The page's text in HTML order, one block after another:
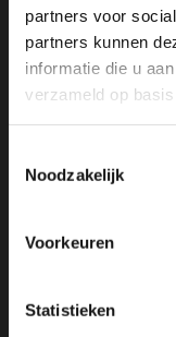
partners voor
partners kunnen
informatie die u
verzameld op
Noodzakelijk
Voorkeuren
Statistieken